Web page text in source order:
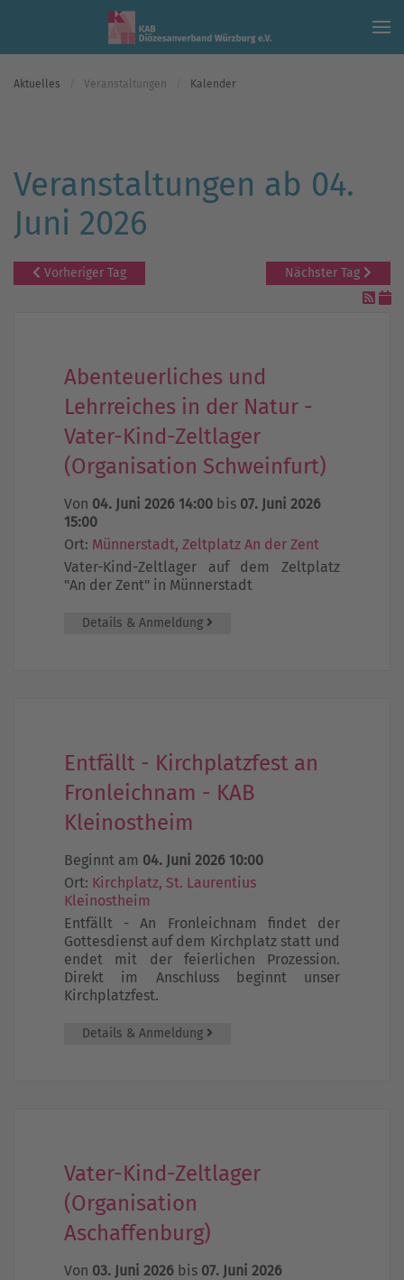
Skip to main content
Aktuelles Veranstaltungen Kalender
Veranstaltungen ab 04.
Juni 2026
Vorheriger Tag Nächster Tag
Abenteuerliches und
Lehrreiches in der Natur -
Vater-Kind-Zeltlager
(Organisation Schweinfurt)
Von 04. Juni 2026 14:00 bis 07. Juni 2026
15:00
Ort: Münnerstadt, Zeltplatz An der Zent
Vater-Kind-Zeltlager auf dem Zeltplatz
"An der Zent" in Münnerstadt
Details & Anmeldung
Entfällt - Kirchplatzfest an
Fronleichnam - KAB
Kleinostheim
Beginnt am 04. Juni 2026 10:00
Ort: Kirchplatz, St. Laurentius
Kleinostheim
Entfällt - An Fronleichnam findet der
Gottesdienst auf dem Kirchplatz statt und
endet mit der feierlichen Prozession.
Direkt im Anschluss beginnt unser
Kirchplatzfest.
Details & Anmeldung
Vater-Kind-Zeltlager
(Organisation
Aschaffenburg)
Von 03. Juni 2026 bis 07. Juni 2026